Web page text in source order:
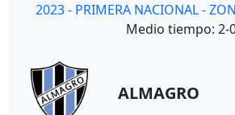
2023 - PRIMERA NACIONAL -
Medio tiempo: 2-
ALMAGRO